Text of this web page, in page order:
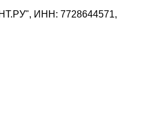
ИНН: 7728644571,